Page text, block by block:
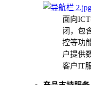
面向
闭，包
控等功
户提供
客户IT